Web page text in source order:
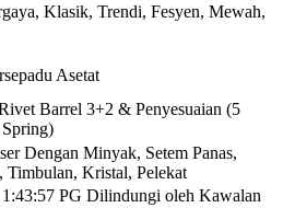
Klasik, Trendi, Fesyen, Mewah,
Asetat
Barrel 3+2 & Penyesuaian (5
Dengan Minyak, Setem Panas,
Timbulan, Kristal, Pelekat
PG Dilindungi oleh Kawalan